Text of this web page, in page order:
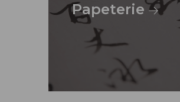
Papeterie